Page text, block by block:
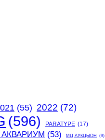
(55) 2022 (72)
(596) PARATYPE (17)
(53) МЦ АУКЦЫОН (9)